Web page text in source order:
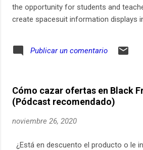
the opportunity for students and
create spacesuit information displays
Publicar un comentario
Cómo cazar ofertas en Black
(Pódcast recomendado)
noviembre 26, 2020
¿Está en descuento el producto o le